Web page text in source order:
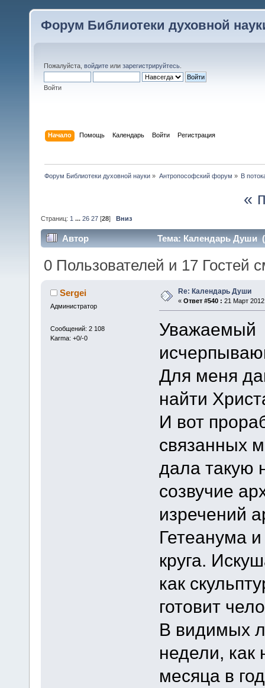
Форум Библиотеки духовной
Пожалуйста, войдите или зарегистрируйтесь
Войти
Начало Помощь Календарь Войти Регистрация
Форум Библиотеки духовной науки » Антропософский форум » В
«
Страниц: 1 ... 26 27 [28] Вниз
Автор Тема: Календарь Души
0 Пользователей и 17 Гостей
Sergei
Администратор
Сообщений: 2 108
Karma: +0/-0
Re: Календарь Души
« Ответ #540 : 21 Март
Уважаемый
Для меня
найти
И вот
связанных
дала такую
созвучие
изречений
Гетеанума
круга.
как
готовит
В видимых
недели, как
месяца в